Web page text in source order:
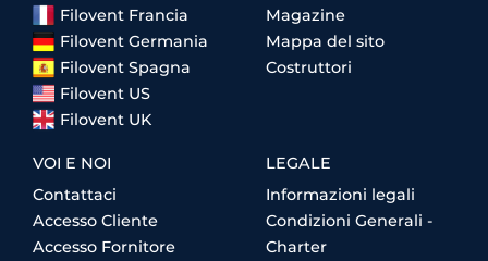
Filovent Francia
Filovent Germania
Filovent Spagna
Filovent US
Filovent UK
Magazine
Mappa del sito
Costruttori
VOI E NOI
Contattaci
Accesso Cliente
Accesso Fornitore
LEGALE
Informazioni legali
Condizioni Generali -
Charter